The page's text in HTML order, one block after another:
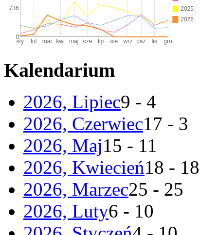
Kalendarium
2026, Lipiec9 - 4
2026, Czerwiec17 - 3
2026, Maj15 - 11
2026, Kwiecień18 - 18
2026, Marzec25 - 25
2026, Luty6 - 10